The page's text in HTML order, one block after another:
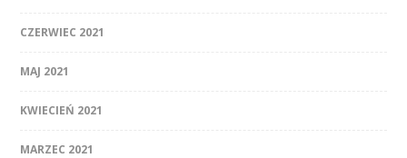
CZERWIEC 2021
MAJ 2021
KWIECIEŃ 2021
MARZEC 2021